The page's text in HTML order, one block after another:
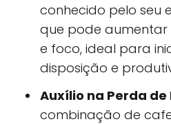
conhecido pelo seu
que pode aumentar
e foco, ideal para
disposição e
Auxílio na Perda de
combinação de